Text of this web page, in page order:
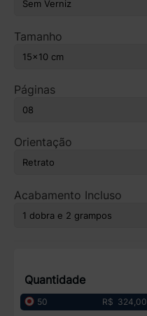
Tamanho
Páginas
Orientação
Acabamento Incluso
Quantidade
50 R$ 324,00